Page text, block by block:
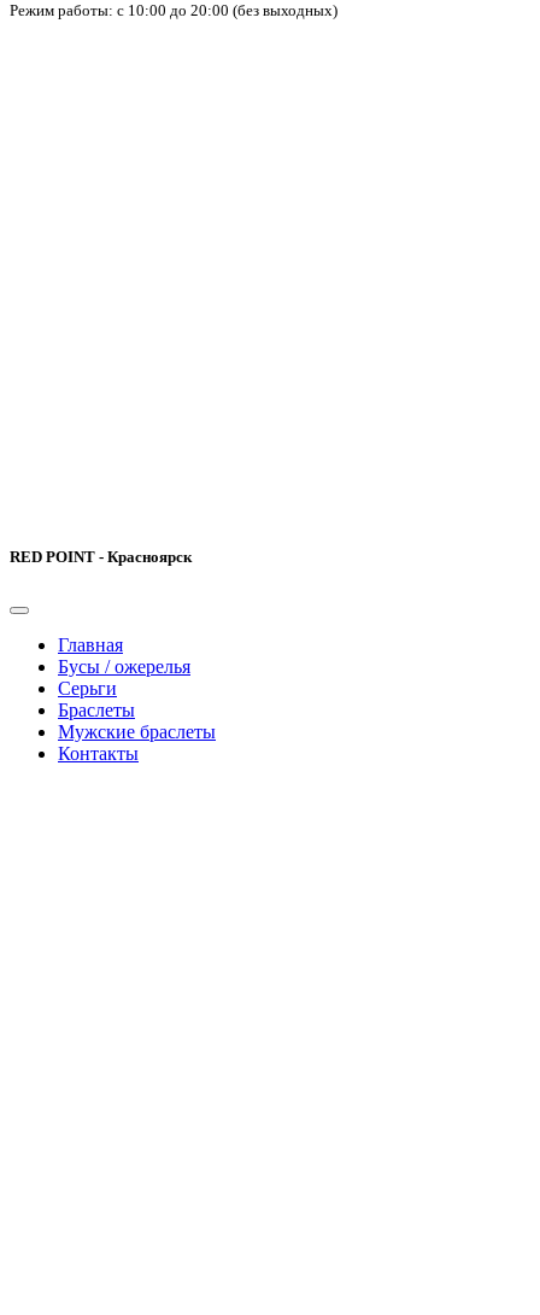
Режим работы: с 10:00 до 20:00 (без выходных)
RED POINT - Красноярск
Главная
Бусы / ожерелья
Серьги
Браслеты
Мужские браслеты
Контакты